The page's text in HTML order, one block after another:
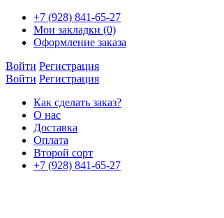
+7 (928) 841-65-27
Мои закладки (0)
Оформление заказа
Войти Регистрация
Войти Регистрация
Как сделать заказ?
О нас
Доставка
Оплата
Второй сорт
+7 (928) 841-65-27